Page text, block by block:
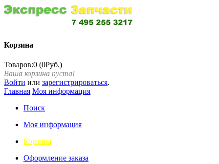
Корзина
Товаров:0 (0Руб.)
Ваша корзина пуста!
Войти или зарегистрироваться.
Главная Моя информация
Поиск
Моя информация
Корзина
Оформление заказа